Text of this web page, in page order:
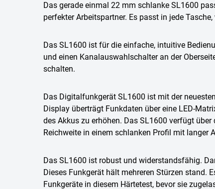
Das gerade einmal 22 mm schlanke SL1600
perfekter Arbeitspartner. Es passt in jede
Das SL1600 ist für die einfache, intuitive
und einen Kanalauswahlschalter an der
schalten.
Das Digitalfunkgerät SL1600 ist mit der
Display überträgt Funkdaten über eine LED-
des Akkus zu erhöhen. Das SL1600 verfügt
Reichweite in einem schlanken Profil mit langer
Das SL1600 ist robust und widerstandsfähig.
Dieses Funkgerät hält mehreren Stürzen stand.
Funkgeräte in diesem Härtetest, bevor sie